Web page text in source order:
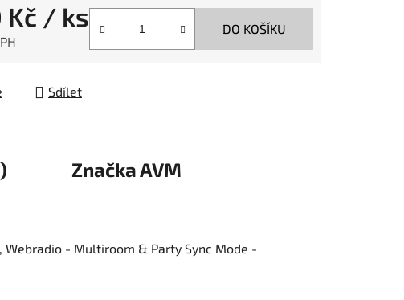
Kč / ks DO KOŠÍKU
Sdílet
ZnačkaAVM
Webradio - Multiroom & Party Sync Mode -